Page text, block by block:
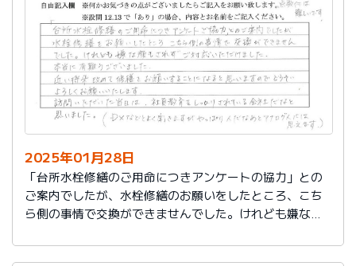
切に使う事が出来ました。新しいコンロも長～くきれい
に使いたいです。杉山さん、ありがとうございました。
又、何かあった時はよろしくお願いしますネ
2025年01月28日
「台所水栓修繕のご用命につきアンケートの協力」との
ご案内でしたが、水栓修繕のお願いをしたところ、こち
ら側の事情で交換ができませんでした。けれども嫌な顔
本当に有難うございました。